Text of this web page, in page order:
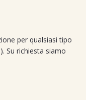
per qualsiasi tipo
Su richiesta siamo